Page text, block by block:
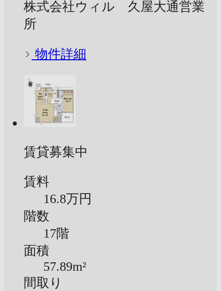
株式会社ウィル 久屋大通営業
所
物件詳細
賃貸募集中
賃料
16.8万円
階数
17階
面積
57.89m²
間取り